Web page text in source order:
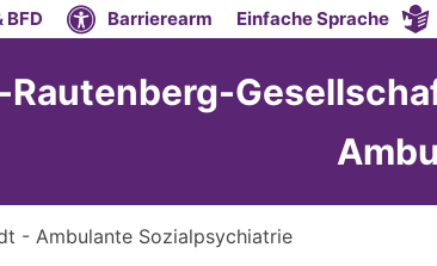
BFD Barrierearm Einfache Sprache
- Ambulante Sozialpsychiatrie